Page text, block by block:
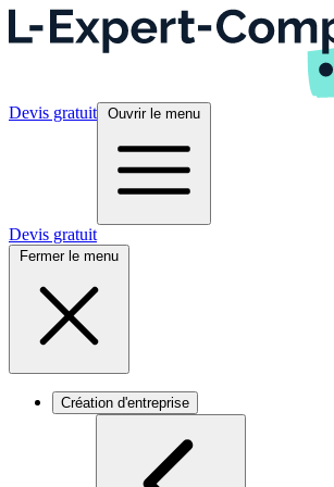
Devis gratuit Ouvrir le menu
Devis gratuit
Fermer le menu
Création d'entreprise